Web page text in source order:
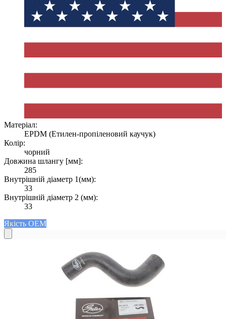
Матеріал:
EPDM (Етилен-пропіленовий каучук)
Колір:
чорний
Довжина шлангу [мм]:
285
Внутрішній діаметр 1(мм):
33
Внутрішній діаметр 2 (мм):
33
Якість OEM